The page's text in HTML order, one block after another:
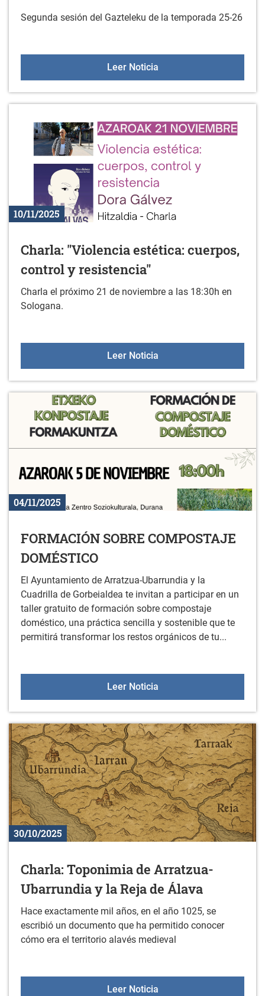
Segunda sesión del Gazteleku de la temporada 25-26
Leer NoticiaGazteleku el 22 de
10/11/2025
Charla: "Violencia estética: cuerpos,
control y resistencia"
Charla el próximo 21 de noviembre a las 18:30h en
Sologana.
Leer NoticiaCharla: "Violencia
04/11/2025
FORMACIÓN SOBRE COMPOSTAJE
DOMÉSTICO
El Ayuntamiento de Arratzua-Ubarrundia y la
Cuadrilla de Gorbeialdea te invitan a participar en un
taller gratuito de formación sobre compostaje
doméstico, una práctica sencilla y sostenible que te
permitirá transformar los restos orgánicos de tu...
Leer NoticiaFORMACIÓN SOBRE
30/10/2025
Charla: Toponimia de Arratzua-
Ubarrundia y la Reja de Álava
Hace exactamente mil años, en el año 1025, se
escribió un documento que ha permitido conocer
cómo era el territorio alavés medieval
Leer NoticiaCharla: Toponimia de